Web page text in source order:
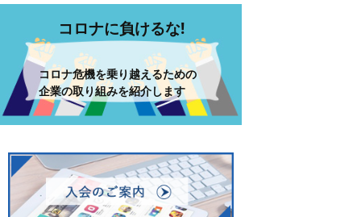
コロナに負けるな!
コロナ危機を乗り越えるための
企業の取り組みを紹介します